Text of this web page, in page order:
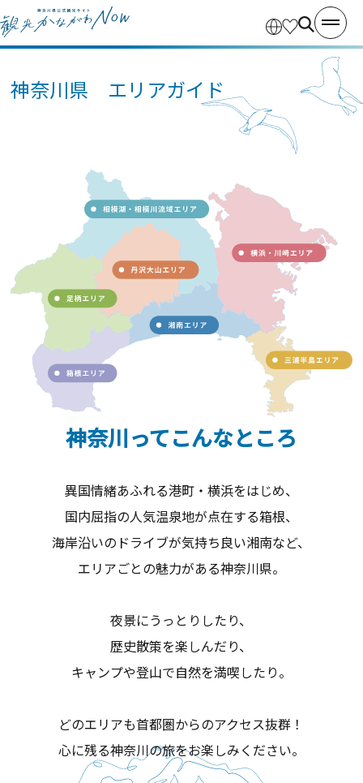
神奈川県 エリアガイド
神奈川ってこんなところ
異国情緒あふれる港町・横浜をはじめ、
国内屈指の人気温泉地が点在する箱根、
海岸沿いのドライブが気持ち良い湘南など、
エリアごとの魅力がある神奈川県。
夜景にうっとりしたり、
歴史散策を楽しんだり、
キャンプや登山で自然を満喫したり。
どのエリアも首都圏からのアクセス抜群！
心に残る神奈川の旅をお楽しみください。